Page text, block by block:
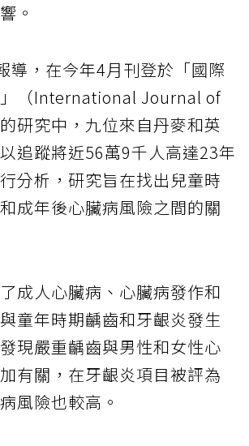
。
導，在今年4月刊登於「國際
（International Journal of
研究中，九位來自丹麥和英
追蹤將近56萬9千人高達23年
分析，研究旨在找出兒童時
成年後心臟病風險之間的關
成人心臟病、心臟病發作和
童年時期齲齒和牙齦炎發生
現嚴重齲齒與男性和女性心
有關，在牙齦炎項目被評為
風險也較高。